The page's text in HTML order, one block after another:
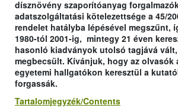
dísznövény szaporítóanyag
adatszolgáltatási kötelezettsége a 45/
rendelet hatályba lépésével megszűnt,
1980-tól 2001-ig, mintegy 21 éven
hasonló kiadványok utolsó tagjává
megbecsült. Kívánjuk, hogy az olvasók
egyetemi hallgatókon keresztül a
forgassák.
Tartalomjegyzék/Contents